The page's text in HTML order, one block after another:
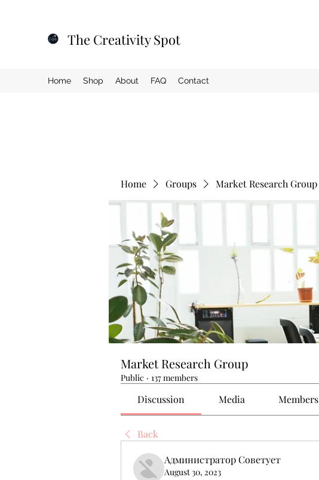
The Creativity Spot
Home Shop About FAQ Contact
Home Groups Market Research Group
Market Research Group
Public · 137 members
Discussion Media Members
Back
Администратор Советует
August 30, 2023